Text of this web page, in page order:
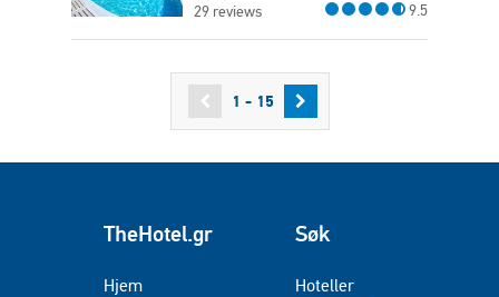
29 reviews
9.5
1 - 15
TheHotel.gr
Hjem
Søk
Hoteller